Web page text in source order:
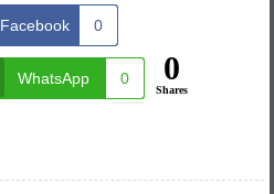
Facebook 0
WhatsApp 0 0
Shares